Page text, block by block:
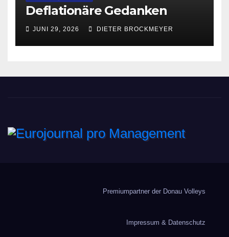
Deflationäre Gedanken
JUNI 29, 2026 DIETER BROCKMEYER
Premiumpartner der Donau Volleys
Impressum & Datenschutz